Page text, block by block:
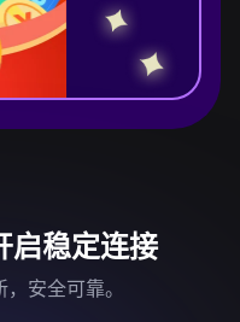
稳定连接
安全可靠。